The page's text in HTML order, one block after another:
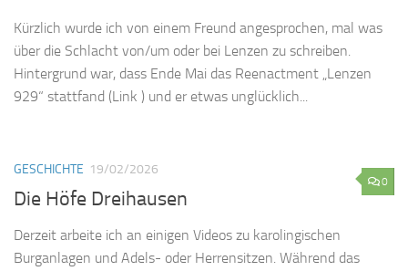
Kürzlich wurde ich von einem Freund angesprochen, mal was
über die Schlacht von/um oder bei Lenzen zu schreiben.
Hintergrund war, dass Ende Mai das Reenactment „Lenzen
929“ stattfand (Link ) und er etwas unglücklich...
0
GESCHICHTE 19/02/2026
Die Höfe Dreihausen
Derzeit arbeite ich an einigen Videos zu karolingischen
Burganlagen und Adels- oder Herrensitzen. Während das